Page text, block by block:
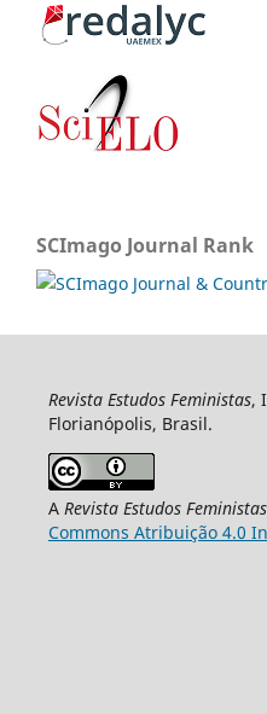
SCImago Journal Rank
Revista Estudos Feministas,
Florianópolis, Brasil.
A Revista Estudos Feministas
Commons Atribuição 4.0